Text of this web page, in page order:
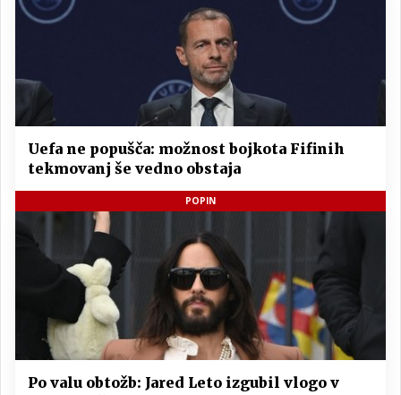
Uefa ne popušča: možnost bojkota Fifinih
tekmovanj še vedno obstaja
POPIN
Po valu obtožb: Jared Leto izgubil vlogo v